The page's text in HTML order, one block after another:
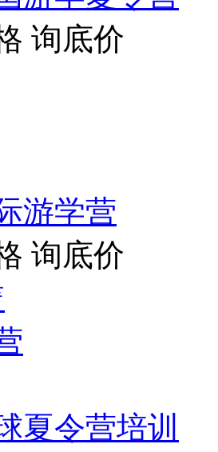
询底价
游学营
询底价
夏令营培训